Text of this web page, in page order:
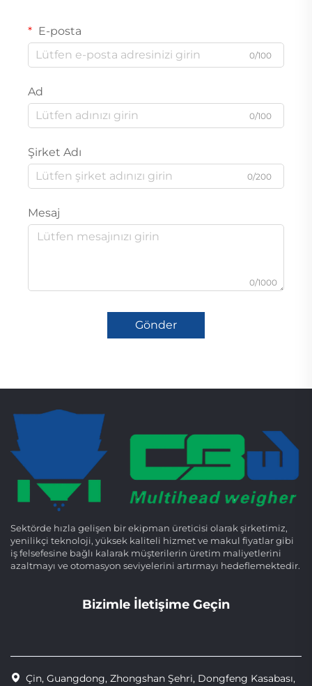
E-posta
0/100
Ad
0/100
Şirket Adı
0/200
Mesaj
0/1000
Gönder
Sektörde hızla gelişen bir ekipman üreticisi olarak şirketimiz,
yenilikçi teknoloji, yüksek kaliteli hizmet ve makul fiyatlar gibi
iş felsefesine bağlı kalarak müşterilerin üretim maliyetlerini
azaltmayı ve otomasyon seviyelerini artırmayı hedeflemektedir.
Bizimle İletişime Geçin
Çin, Guangdong, Zhongshan Şehri, Dongfeng Kasabası,